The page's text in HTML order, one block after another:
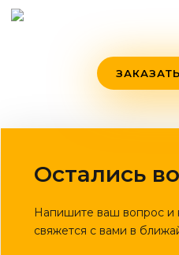
Остались
Напишите ваш вопрос и
свяжется с вами в